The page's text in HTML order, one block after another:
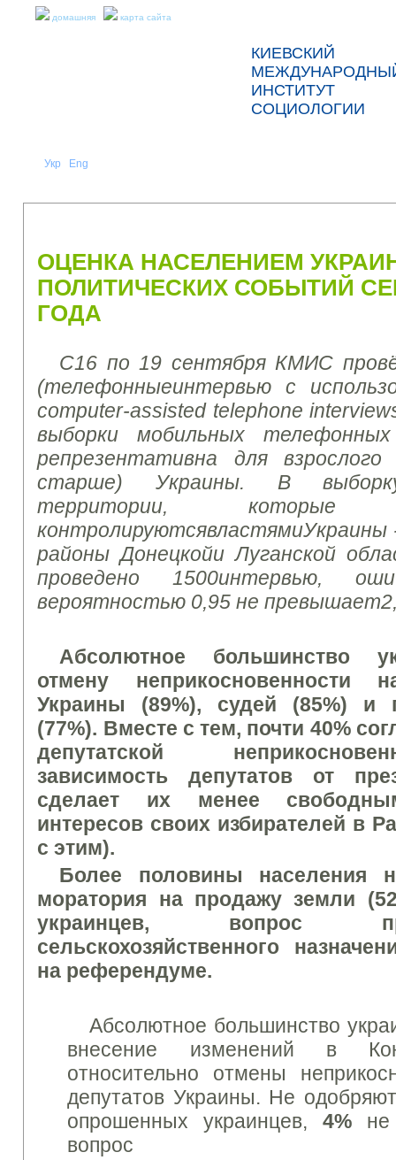
домашняя карта сайта
КИЕВСКИЙ
ИНСТИТУТ
СОЦИОЛОГИИ
Укр Eng
ОЦЕНКА НАСЕЛЕНИЕМ
ПОЛИТИЧЕСКИХ СОБЫТИЙ
ГОДА
С16 по 19 сентября КМИС пров
(телефонныеинтервьюс
computer-assisted telephone
выборки мобильных телефонны
репрезентативна для взрослого
старше) Украины. Ввыборк
территории, которые
контролируютсявластямиУкраины
районы Донецкойи Луганской
проведено 1500интервью,
вероятностью 0,95 непревышает
Абсолютное большинство
отмену неприкосновенности
Украины (89%), судей (85%) и
(77%). Вместе с тем, почти 40%
депутатской
зависимость депутатов от
сделает их менее
интересов своих избирателей в
с этим).
Более половины населения
моратория на продажу земли
украинцев, вопрос
сельскохозяйственного
на референдуме.
Абсолютное большинство
внесение изменений в
относительно отмены
депутатов Украины. Не
опрошенных украинцев,4% не
вопрос